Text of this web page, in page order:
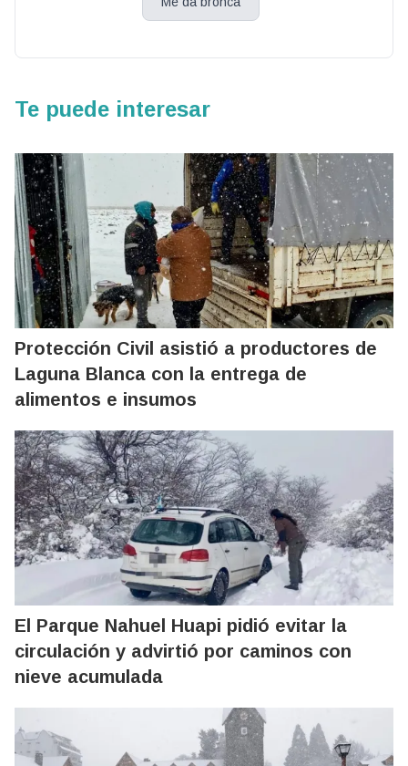
Te puede interesar
Protección Civil asistió a productores de
Laguna Blanca con la entrega de
alimentos e insumos
El Parque Nahuel Huapi pidió evitar la
circulación y advirtió por caminos con
nieve acumulada